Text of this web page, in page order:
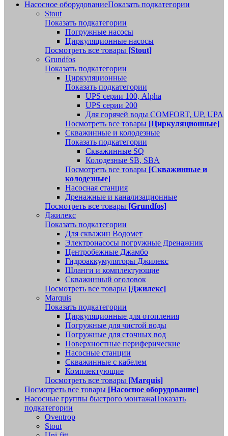
Насосное оборудованиеПоказать подкатегории
Stout
Показать подкатегории
Погружные насосы
Циркуляционные насосы
Посмотреть все товары [Stout]
Grundfos
Показать подкатегории
Циркуляционные
Показать подкатегории
UPS серии 100, Alpha
UPS серии 200
Для горячей воды COMFORT, UP, UPA
Посмотреть все товары [Циркуляционные]
Скважинные и колодезные
Показать подкатегории
Скважинные SQ
Колодезные SB, SBA
Посмотреть все товары [Скважинные и
колодезные]
Насосная станция
Дренажные и канализационные
Посмотреть все товары [Grundfos]
Джилекс
Показать подкатегории
Для скважин Водомет
Электронасосы погружные Дренажник
Центробежные Джамбо
Гидроаккумуляторы Джилекс
Шланги и комплектующие
Скважинный оголовок
Посмотреть все товары [Джилекс]
Marquis
Показать подкатегории
Циркуляционные для отопления
Погружные для чистой воды
Погружные для сточных вод
Поверхностные периферические
Насосные станции
Скважинные с кабелем
Комплектующие
Посмотреть все товары [Marquis]
Посмотреть все товары [Насосное оборудование]
Насосные группы быстрого монтажаПоказать
подкатегории
Oventrop
Stout